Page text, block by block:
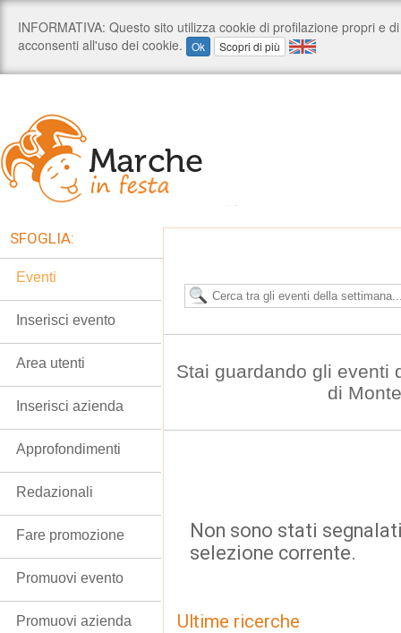
Stai guardando gli eventi
di
Non sono stati
selezione corrente.
Ultime ricerche
SFOGLIA:
Eventi
Inserisci evento
Area utenti
Inserisci azienda
Approfondimenti
Redazionali
Fare promozione
Promuovi evento
Promuovi azienda